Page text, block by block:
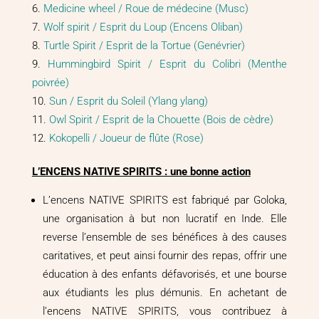
Medicine wheel / Roue de médecine (Musc)
Wolf spirit / Esprit du Loup (Encens Oliban)
Turtle Spirit / Esprit de la Tortue (Genévrier)
Hummingbird Spirit / Esprit du Colibri (Menthe
poivrée)
Sun / Esprit du Soleil (Ylang ylang)
Owl Spirit / Esprit de la Chouette (Bois de cèdre)
Kokopelli / Joueur de flûte (Rose)
L’ENCENS NATIVE SPIRITS : une bonne action
L’encens NATIVE SPIRITS est fabriqué par Goloka,
une organisation à but non lucratif en Inde. Elle
reverse l’ensemble de ses bénéfices à des causes
caritatives, et peut ainsi fournir des repas, offrir une
éducation à des enfants défavorisés, et une bourse
aux étudiants les plus démunis. En achetant de
l’encens NATIVE SPIRITS, vous contribuez à